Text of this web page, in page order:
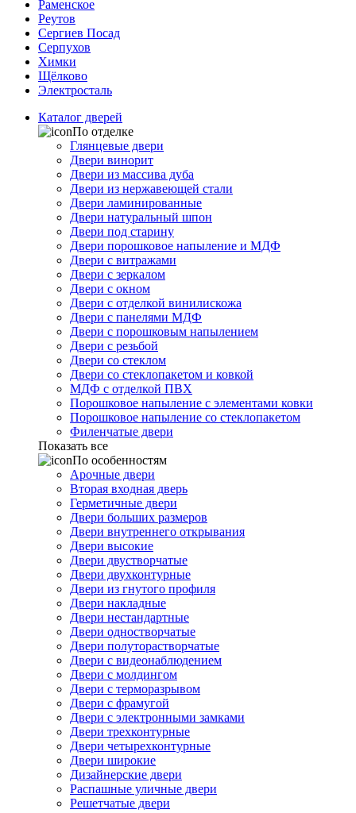
Раменское
Реутов
Сергиев Посад
Серпухов
Химки
Щёлково
Электросталь
Каталог дверей
По отделке
Глянцевые двери
Двери винорит
Двери из массива дуба
Двери из нержавеющей стали
Двери ламинированные
Двери натуральный шпон
Двери под старину
Двери порошковое напыление и МДФ
Двери с витражами
Двери с зеркалом
Двери с окном
Двери с отделкой винилискожа
Двери с панелями МДФ
Двери с порошковым напылением
Двери с резьбой
Двери со стеклом
Двери со стеклопакетом и ковкой
МДФ с отделкой ПВХ
Порошковое напыление с элементами ковки
Порошковое напыление со стеклопакетом
Филенчатые двери
Показать все
По особенностям
Арочные двери
Вторая входная дверь
Герметичные двери
Двери больших размеров
Двери внутреннего открывания
Двери высокие
Двери двустворчатые
Двери двухконтурные
Двери из гнутого профиля
Двери накладные
Двери нестандартные
Двери одностворчатые
Двери полуторастворчатые
Двери с видеонаблюдением
Двери с молдингом
Двери с терморазрывом
Двери с фрамугой
Двери с электронными замками
Двери трехконтурные
Двери четырехконтурные
Двери широкие
Дизайнерские двери
Распашные уличные двери
Решетчатые двери